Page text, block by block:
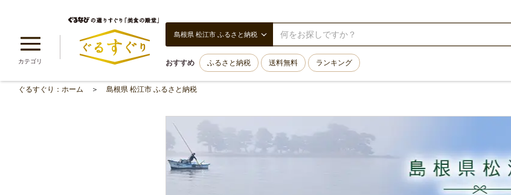
カテゴリ
島根県 松江市 ふるさと納税
おすすめ ふるさと納税 送料無料 ランキング
ぐるすぐり：ホーム 島根県 松江市 ふるさと納税